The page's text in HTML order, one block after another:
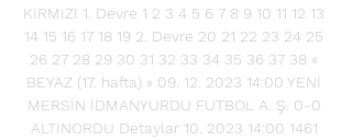
KIRMIZI 1. Devre 1 2 3 4 5 6 7 8 9 10 11 12 13
14 15 16 17 18 19 2. Devre 20 21 22 23 24 25
26 27 28 29 30 31 32 33 34 35 36 37 38 «
BEYAZ (17. hafta) » 09. 12. 2023 14:00 YENİ
MERSİN İDMANYURDU FUTBOL A. Ş. 0-0
ALTINORDU Detaylar 10. 2023 14:00 1461